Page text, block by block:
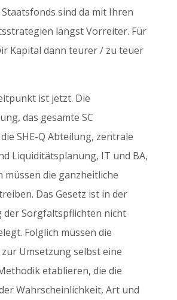
sind da mit Ihren
längst Vorreiter. Für
Kapital dann teurer / zu teuer
ist jetzt. Die
das gesamte SC
SHE-Q Abteilung, zentrale
Liquiditätsplanung, IT und BA,
müssen die ganzheitliche
Das Gesetz ist in der
der Sorgfaltspflichten nicht
Folglich müssen die
Umsetzung selbst eine
etablieren, die die
Wahrscheinlichkeit, Art und